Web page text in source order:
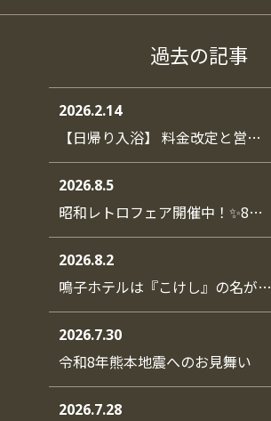
過去の記事
2026.2.14
【日帰り入浴】 料金改定と営…
2026.8.5
昭和レトロフェア開催中！✨8…
2026.8.2
鳴子ホテルは『こけし』の名が…
2026.7.30
令和8年熊本地震へのお見舞い
2026.7.28